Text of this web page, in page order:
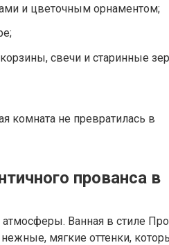
и цветочным орнаментом;
свечи и старинные
комната не превратилась в
прованса в
Ванная в стиле
мягкие оттенки,